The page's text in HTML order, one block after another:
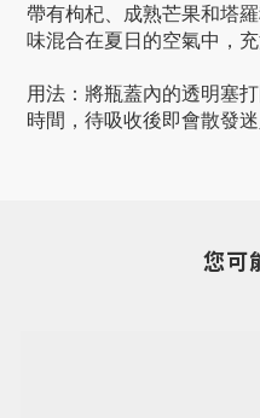
帶有枸杞、成熟芒果和塔
味混合在夏日的空氣中 ，
用法：將瓶蓋內的透明塞
時間，待吸收後即會散發迷
您可